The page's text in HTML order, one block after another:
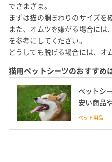
でさまざま。
まずは猫の胴まわりのサイズを
また、オムツを嫌がる場合には
を参考にしてください。
どうしても脱げる場合には、オ
猫用ペットシーツのおすすめ
ペットシ
安い商品
商品も
ペット用品